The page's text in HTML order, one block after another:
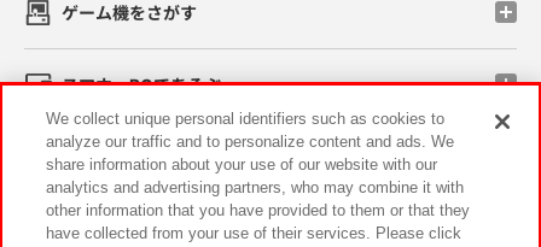
ゲーム機をさがす
スマホ・PCであそぶ
イベント・キャンペーン
We collect unique personal identifiers such as cookies to
analyze our traffic and to personalize content and ads. We
share information about your use of our website with our
analytics and advertising partners, who may combine it with
other information that you have provided to them or that they
have collected from your use of their services. Please click